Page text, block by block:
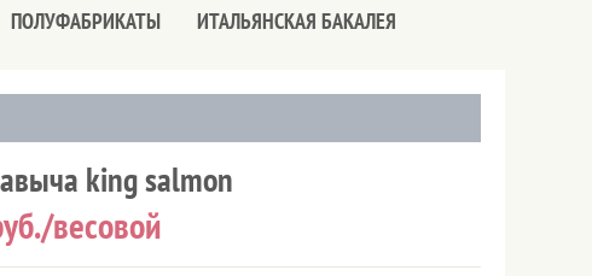
ПОЛУФАБРИКАТЫ ИТАЛЬЯНСКАЯ БАКАЛЕЯ
king salmon
весовой